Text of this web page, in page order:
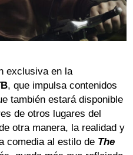
exclusiva en la
, que impulsa contenidos
también estará disponible
de otros lugares del
otra manera, la realidad y
comedia al estilo de The